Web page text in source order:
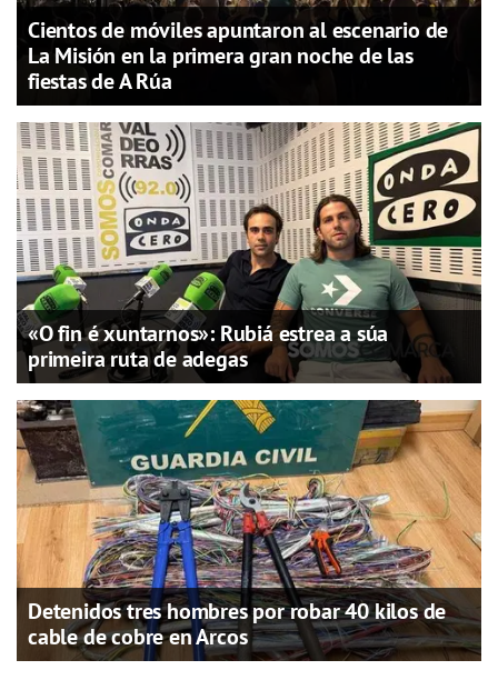
Cientos de móviles apuntaron al escenario de
La Misión en la primera gran noche de las
fiestas de A Rúa
«O fin é xuntarnos»: Rubiá estrea a súa
primeira ruta de adegas
Detenidos tres hombres por robar 40 kilos de
cable de cobre en Arcos